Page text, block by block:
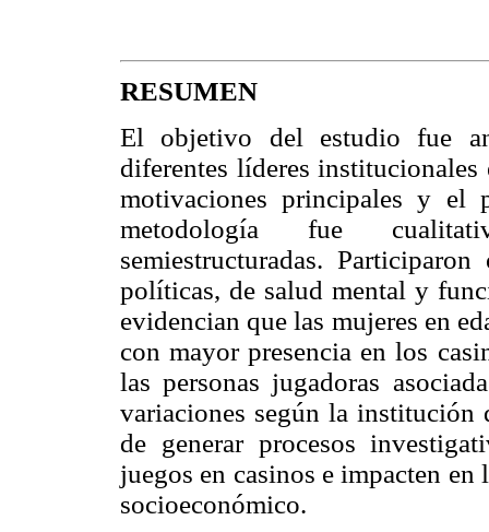
RESUMEN
El objetivo del estudio fue
diferentes líderes
motivaciones principales y el
metodología fue
semiestructuradas.
políticas, de salud mental y
evidencian que las mujeres en
con mayor presencia en los
las personas jugadoras
variaciones según la institución
de generar procesos
juegos en casinos e impacten
socioeconómico.